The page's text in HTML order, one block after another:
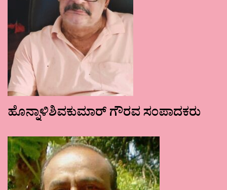
ಹೊನ್ನಾಳಿಶಿವಕುಮಾರ್ ಗೌರವ ಸಂಪಾದಕರು